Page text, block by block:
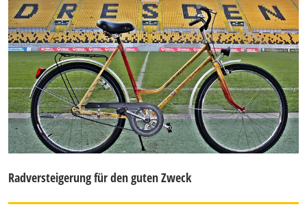
Radversteigerung für den guten Zweck